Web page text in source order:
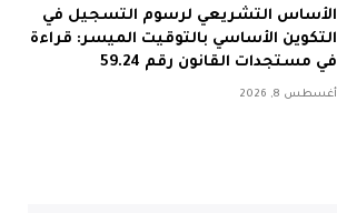
الأساس التشريعي لرسوم التسجيل في
التكوين الأساسي بالتوقيت الميسر: قراءة
في مستجدات القانون رقم 59.24
أغسطس 8, 2026